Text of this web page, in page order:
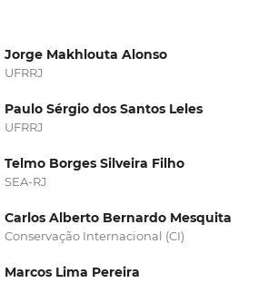
Jorge Makhlouta Alonso
UFRRJ
Paulo Sérgio dos Santos Leles
UFRRJ
Telmo Borges Silveira Filho
SEA-RJ
Carlos Alberto Bernardo Mesquita
Conservação Internacional (CI)
Marcos Lima Pereira